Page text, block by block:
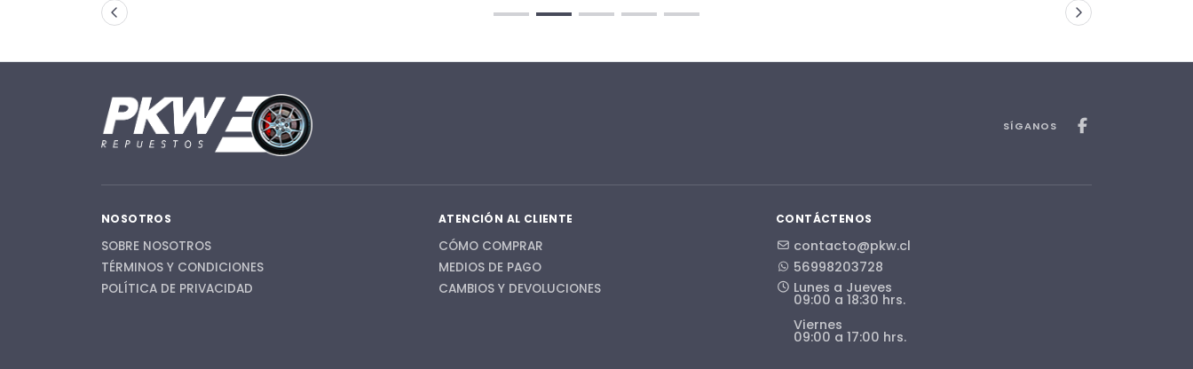
SÍGANOS
NOSOTROS
SOBRE NOSOTROS
TÉRMINOS Y CONDICIONES
POLÍTICA DE PRIVACIDAD
ATENCIÓN AL CLIENTE
CÓMO COMPRAR
MEDIOS DE PAGO
CAMBIOS Y DEVOLUCIONES
CONTÁCTENOS
contacto@pkw.cl
56998203728
Lunes a Jueves
09:00 a 18:30 hrs.
Viernes
09:00 a 17:00 hrs.